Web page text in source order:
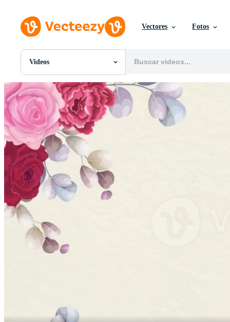
Vectores Fotos
Videos
Todas Imágenes
Fotos
PNGs
PSDs
SVGs
Plantillas
Vectores
Videos
Gráficos en Movimiento
Imágenes Editoriales
Eventos Editoriales